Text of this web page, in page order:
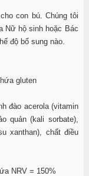
con bú. Chúng tôi
Nữ hộ sinh hoặc Bác
độ bổ sung nào.
gluten
đào acerola (vitamin
quản (kali sorbate),
xanthan), chất điều
NRV = 150%